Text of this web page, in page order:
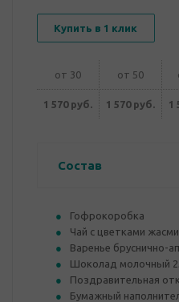
Купить в 1 клик
от 30 от 50
1 570 руб. 1 570 руб. 1
Состав
Гофрокоробка
Чай с цветками
Варенье бруснично-
Шоколад молочный
Поздравительная
Бумажный